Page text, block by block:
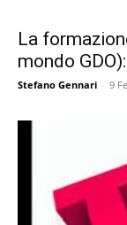
La
mondo
Stefano Gennari - 9